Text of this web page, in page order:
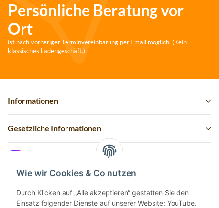
Wie wir Cookies & Co nutzen
Durch Klicken auf „Alle akzeptieren“ gestatten Sie den
Einsatz folgender Dienste auf unserer Website: YouTube.
Persönliche Beratung vor
Ort
ist nach vorheriger Terminvereinbarung per Email möglich. (Kein
klassisches Ladengeschäft.)
Informationen
Gesetzliche Informationen